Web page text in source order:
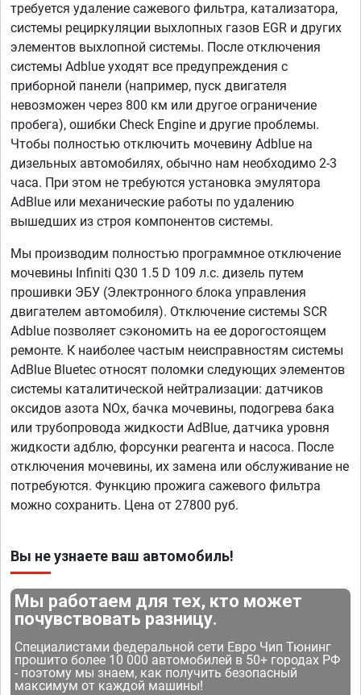
требуется удаление сажевого фильтра, катализатора,
системы рециркуляции выхлопных газов EGR и других
элементов выхлопной системы. После отключения
системы Adblue уходят все предупреждения с
приборной панели (например, пуск двигателя
невозможен через 800 км или другое ограничение
пробега), ошибки Check Engine и другие проблемы.
Чтобы полностью отключить мочевину Adblue на
дизельных автомобилях, обычно нам необходимо 2-3
часа. При этом не требуются установка эмулятора
AdBlue или механические работы по удалению
вышедших из строя компонентов системы.
Мы производим полностью программное отключение
мочевины Infiniti Q30 1.5 D 109 л.с. дизель путем
прошивки ЭБУ (Электронного блока управления
двигателем автомобиля). Отключение системы SCR
Adblue позволяет сэкономить на ее дорогостоящем
ремонте. К наиболее частым неисправностям системы
AdBlue Bluetec относят поломки следующих элементов
системы каталитической нейтрализации: датчиков
оксидов азота NOx, бачка мочевины, подогрева бака
или трубопровода жидкости AdBlue, датчика уровня
жидкости адблю, форсунки реагента и насоса. После
отключения мочевины, их замена или обслуживание не
потребуются. Функцию прожига сажевого фильтра
можно сохранить. Цена от 27800 руб.
Вы не узнаете ваш автомобиль!
Мы работаем для тех, кто может
почувствовать разницу.
Специалистами федеральной сети Евро Чип Тюнинг
прошито более 10 000 автомобилей в 50+ городах РФ
- поэтому мы знаем, как получить безопасный
максимум от каждой машины!